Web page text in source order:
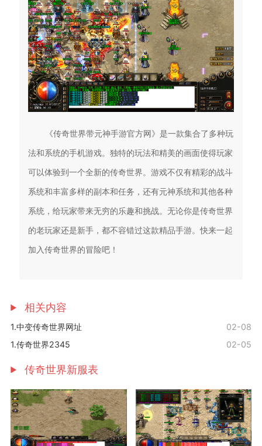
《传奇世界带元神手游官方网》是一款集合了多种玩
法和系统的手机游戏。独特的玩法和精美的画面使得玩家
可以体验到一个全新的传奇世界。游戏不仅有精彩的战斗
系统和丰富多样的副本和任务，还有元神系统和其他各种
系统，给玩家带来无穷的乐趣和挑战。无论你是传奇世界
的老玩家还是新手，都不容错过这款精品手游。快来一起
加入传奇世界的冒险吧！
相关内容
1.中变传奇世界网址
02-08
1.传奇世界2345
02-05
传奇世界新服表